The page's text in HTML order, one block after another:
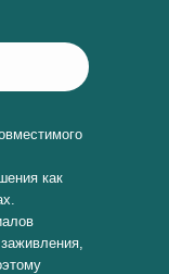
как